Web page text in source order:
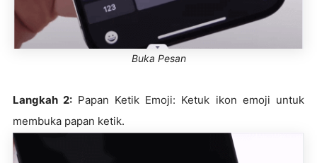
Buka Pesan
Langkah 2: Papan Ketik Emoji: Ketuk ikon emoji untuk
membuka papan ketik.